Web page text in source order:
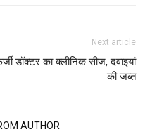
Next article
डॉक्टर का क्लीनिक सीज, दवाइयां
की जब्त
AUTHOR